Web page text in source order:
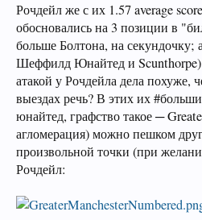
Рочдейл же с их 1.57 average
обосновались на 3 позиции в
больше Болтона, на секундочку;
Шеффилд Юнайтед и
атакой у Рочдейла дела похуже,
выездах речь? В этих их
юнайтед, графство такое ─
агломерация) можно пешком
произвольной точки (при
Рочдейл: